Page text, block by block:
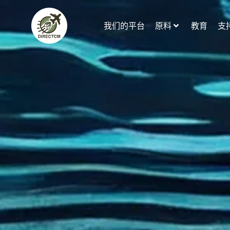
内
容
我们的平台 原料 教育 支